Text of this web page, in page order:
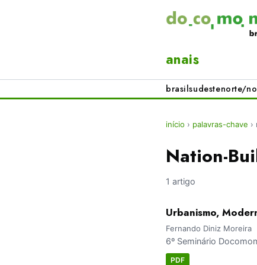
anais
brasilsudestenorte/
início › palavras-chave ›
Nation-
1 artigo
Urbanismo,
Fernando Diniz Moreira
6º Seminário
PDF